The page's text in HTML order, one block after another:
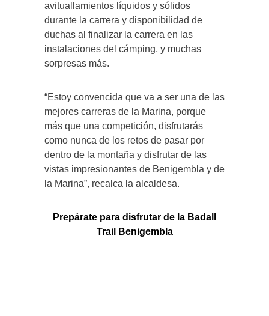
avituallamientos líquidos y sólidos
durante la carrera y disponibilidad de
duchas al finalizar la carrera en las
instalaciones del cámping, y muchas
sorpresas más.
“Estoy convencida que va a ser una de las
mejores carreras de la Marina, porque
más que una competición, disfrutarás
como nunca de los retos de pasar por
dentro de la montaña y disfrutar de las
vistas impresionantes de Benigembla y de
la Marina”, recalca la alcaldesa.
Prepárate para disfrutar de la Badall
Trail Benigembla